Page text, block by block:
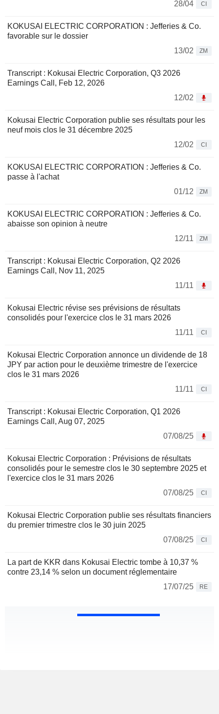
28/04 CI
KOKUSAI ELECTRIC CORPORATION : Jefferies & Co.
favorable sur le dossier
13/02
ZM
Transcript : Kokusai Electric Corporation, Q3 2026
Earnings Call, Feb 12, 2026
12/02
Kokusai Electric Corporation publie ses résultats pour les
neuf mois clos le 31 décembre 2025
12/02
CI
KOKUSAI ELECTRIC CORPORATION : Jefferies & Co.
passe à l'achat
01/12
ZM
KOKUSAI ELECTRIC CORPORATION : Jefferies & Co.
abaisse son opinion à neutre
12/11
ZM
Transcript : Kokusai Electric Corporation, Q2 2026
Earnings Call, Nov 11, 2025
11/11
Kokusai Electric révise ses prévisions de résultats
consolidés pour l'exercice clos le 31 mars 2026
11/11
CI
Kokusai Electric Corporation annonce un dividende de 18
JPY par action pour le deuxième trimestre de l'exercice
clos le 31 mars 2026
11/11
CI
Transcript : Kokusai Electric Corporation, Q1 2026
Earnings Call, Aug 07, 2025
07/08/25
Kokusai Electric Corporation : Prévisions de résultats
consolidés pour le semestre clos le 30 septembre 2025 et
l'exercice clos le 31 mars 2026
07/08/25
CI
Kokusai Electric Corporation publie ses résultats financiers
du premier trimestre clos le 30 juin 2025
07/08/25
CI
La part de KKR dans Kokusai Electric tombe à 10,37 %
contre 23,14 % selon un document réglementaire
17/07/25
RE